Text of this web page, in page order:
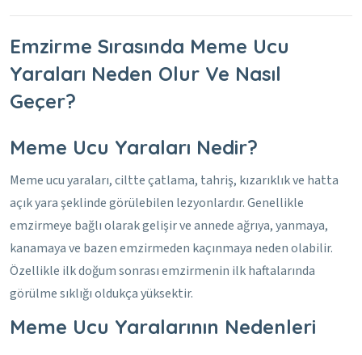
Emzirme Sırasında Meme Ucu
Yaraları Neden Olur Ve Nasıl
Geçer?
Meme Ucu Yaraları Nedir?
Meme ucu yaraları, ciltte çatlama, tahriş, kızarıklık ve hatta
açık yara şeklinde görülebilen lezyonlardır. Genellikle
emzirmeye bağlı olarak gelişir ve annede ağrıya, yanmaya,
kanamaya ve bazen emzirmeden kaçınmaya neden olabilir.
Özellikle ilk doğum sonrası emzirmenin ilk haftalarında
görülme sıklığı oldukça yüksektir.
Meme Ucu Yaralarının Nedenleri